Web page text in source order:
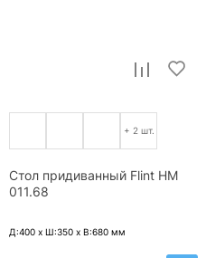
+ 2 шт.
Стол придиванный Flint НМ
011.68
Д:400 x Ш:350 x В:680 мм